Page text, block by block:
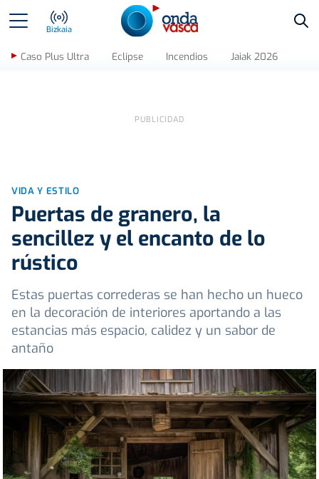
Bizkaia
Caso Plus Ultra Eclipse Incendios Jaiak 2026
VIDA Y ESTILO
Puertas de granero, la
sencillez y el encanto de lo
rústico
Estas puertas correderas se han hecho un hueco
en la decoración de interiores aportando a las
estancias más espacio, calidez y un sabor de
antaño